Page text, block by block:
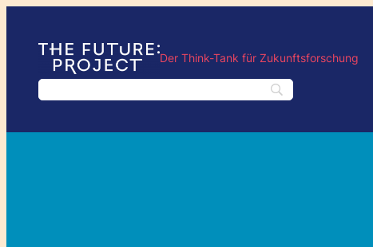
Der Think-Tank für Zukunftsforschung